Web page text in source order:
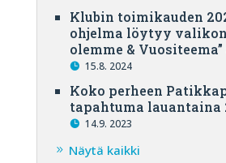
Klubin toimikauden
ohjelma löytyy
olemme &
15.8. 2024
Koko perheen
tapahtuma lauantaina
14.9. 2023
Näytä kaikki